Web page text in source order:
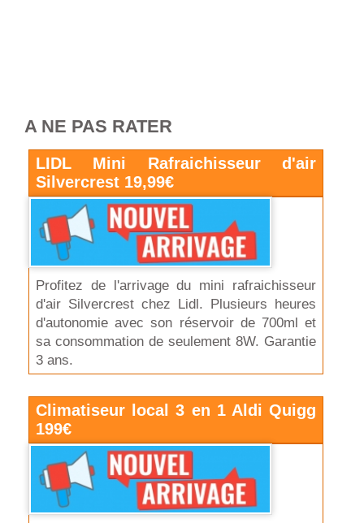
A NE PAS RATER
LIDL Mini Rafraichisseur d'air
Silvercrest 19,99€
Profitez de l'arrivage du mini rafraichisseur
d'air Silvercrest chez Lidl. Plusieurs heures
d'autonomie avec son réservoir de 700ml et
sa consommation de seulement 8W. Garantie
3 ans.
Climatiseur local 3 en 1 Aldi Quigg
199€